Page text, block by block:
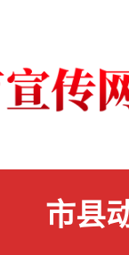
市县